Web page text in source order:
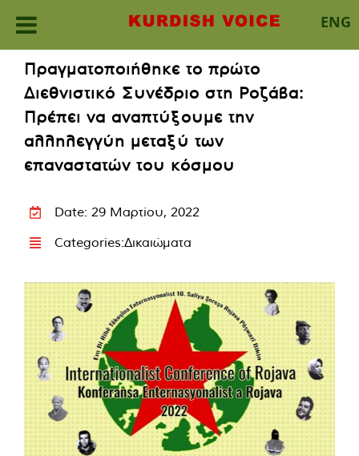
ENG
content
Πραγματοποιήθηκε το πρώτο
Διεθνιστικό Συνέδριο στη Ροζάβα:
Πρέπει να αναπτύξουμε την
αλληλεγγύη μεταξύ των
επαναστατών του κόσμου
Date: 29 Μαρτίου, 2022
Categories:Δικαιώματα